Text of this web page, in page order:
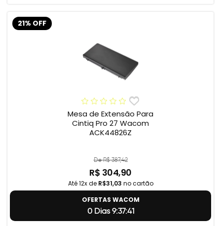
21% OFF
Mesa de Extensão Para
Cintiq Pro 27 Wacom
ACK44826Z
De R$ 387,42
R$ 304,90
Até 12x de R$31,03 no cartão
OFERTAS WACOM
0 Dias 9:37:40